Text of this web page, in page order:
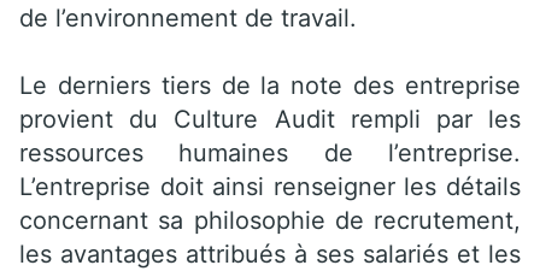
de l’environnement de travail.
Le derniers tiers de la note des entreprise
provient du Culture Audit rempli par les
ressources humaines de l’entreprise.
L’entreprise doit ainsi renseigner les détails
concernant sa philosophie de recrutement,
les avantages attribués à ses salariés et les